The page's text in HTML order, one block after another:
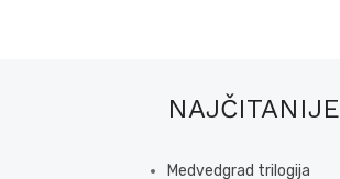
NAJČITANIJE
Medvedgrad trilogija